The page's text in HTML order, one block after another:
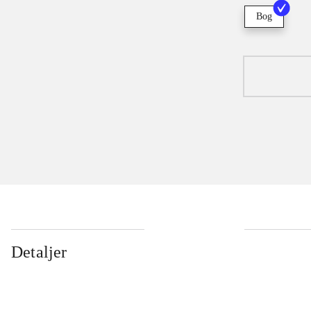
Bog
Detaljer